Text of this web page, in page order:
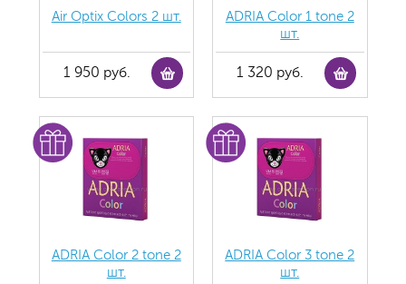
Air Optix Colors 2 шт.
1 950 руб.
ADRIA Color 1 tone 2
шт.
1 320 руб.
ADRIA Color 2 tone 2
шт.
ADRIA Color 3 tone 2
шт.